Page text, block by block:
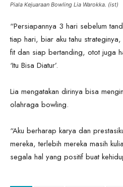
Piala Kejuaraan Bowling Lia Warokka. (ist)
“Persiapannya 3 hari sebelum
tiap hari, biar aku tahu
fit dan siap bertanding, otot juga
‘Itu Bisa Diatur’.
Lia mengatakan dirinya bisa
olahraga bowling.
“Aku berharap karya dan
mereka, terlebih mereka masih
segala hal yang positif buat